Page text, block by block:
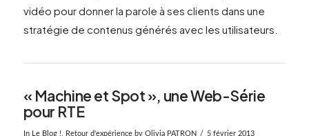
vidéo pour donner la parole à ses clients dans une
stratégie de contenus générés avec les utilisateurs.
« Machine et Spot », une Web-Série
pour RTE
In Le Blog !, Retour d'expérienceby Olivia PATRON 5 février 2013